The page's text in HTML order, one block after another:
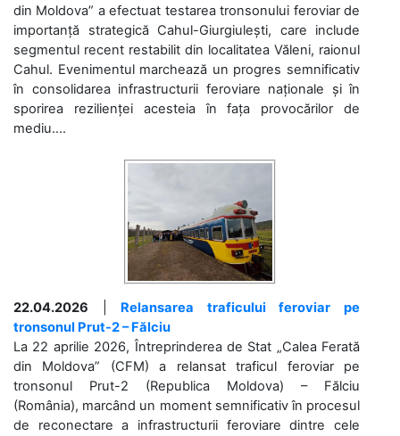
din Moldova” a efectuat testarea tronsonului feroviar de
importanță strategică Cahul-Giurgiulești, care include
segmentul recent restabilit din localitatea Văleni, raionul
Cahul. Evenimentul marchează un progres semnificativ
în consolidarea infrastructurii feroviare naționale și în
sporirea rezilienței acesteia în fața provocărilor de
mediu....
22.04.2026
Relansarea traficului feroviar pe
tronsonul Prut-2 – Fălciu
La 22 aprilie 2026, Întreprinderea de Stat „Calea Ferată
din Moldova” (CFM) a relansat traficul feroviar pe
tronsonul Prut-2 (Republica Moldova) – Fălciu
(România), marcând un moment semnificativ în procesul
de reconectare a infrastructurii feroviare dintre cele